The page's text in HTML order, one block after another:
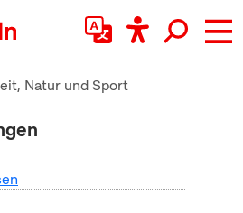
Natur und Sport